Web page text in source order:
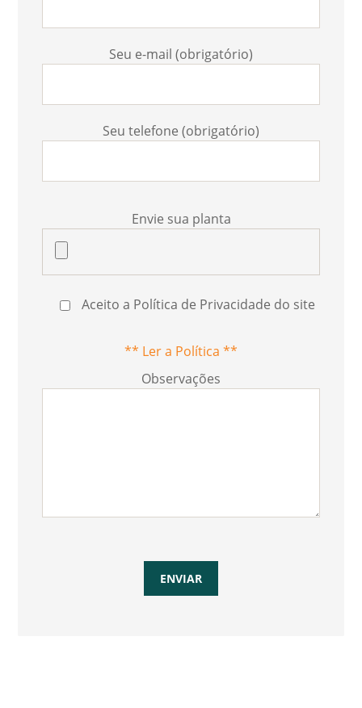
Seu e-mail (obrigatório)
Seu telefone (obrigatório)
Envie sua planta
Aceito a Política de Privacidade do site
** Ler a Política **
Observações